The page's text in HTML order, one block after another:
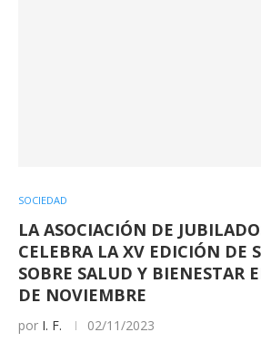
SOCIEDAD
LA ASOCIACIÓN DE
CELEBRA LA XV EDICIÓN DE
SOBRE SALUD Y BIENESTAR
DE NOVIEMBRE
por I. F. 02/11/2023